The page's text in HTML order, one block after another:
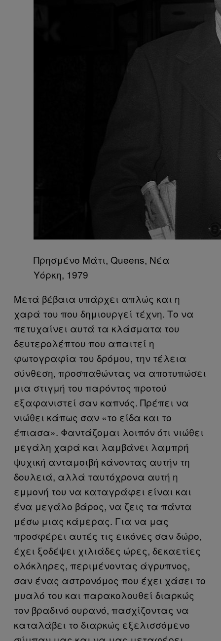
Πρησμένο Μάτι, Queens, Νέα
Υόρκη, 1979
Μετά βέβαια υπάρχει απλώς και η
χαρά του που δημιουργεί τέχνη. Το να
πετυχαίνει αυτά τα κλάσματα του
δευτερολέπτου που απαιτεί η
φωτογραφία του δρόμου, την τέλεια
σύνθεση, προσπαθώντας να αποτυπώσει
μια στιγμή του παρόντος προτού
εξαφανιστεί σαν καπνός. Πρέπει να
νιώθει κάπως σαν «το είδα και το
έπιασα». Φαντάζομαι λοιπόν ότι νιώθει
μεγάλη χαρά και λαμβάνει λαμπρή
ψυχική ανταμοιβή κάνοντας αυτήν τη
δουλειά, αλλά ταυτόχρονα αυτή η
εμμονή του να καταγράφει είναι και
ένα μεγάλο βάρος, να ζεις τα πάντα
μέσω μιας κάμερας. Για να μας
προσφέρει αυτές τις εικόνες σαν δώρο,
έχει ξοδέψει χιλιάδες ώρες, δεκαετίες
ολόκληρες, περιμένοντας άγρυπνος,
σαν ένας αστρονόμος που έχει χάσει το
μυαλό του και παρακολουθεί διαρκώς
τον βραδινό ουρανό, πασχίζοντας να
καταλάβει το διαρκώς εξελισσόμενο